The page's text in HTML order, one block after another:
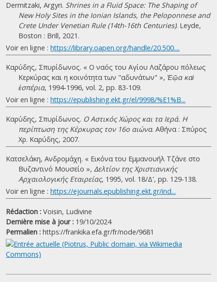
Dermitzaki, Argyri. Shrines in a Fluid Space: The Shaping of
New Holy Sites in the Ionian Islands, the Peloponnese and
Crete Under Venetian Rule (14th-16th Centuries). Leyde,
Boston : Brill, 2021.
Voir en ligne : https://library.oapen.org/handle/20.500....
Καρύδης, Σπυρίδωνος. « Ο ναός του Αγίου Λαζάρου πόλεως
Κερκύρας και η κοινότητα των "αδυνάτων" », Ἑῷα καὶ
ἑσπέρια, 1994-1996, vol. 2, pp. 83-109.
Voir en ligne : https://epublishing.ekt.gr/el/9998/%E1%B...
Καρύδης, Σπυρίδωνος. Ο Αστικός Χώρος και τα Ιερά. Η
περίπτωση της Κέρκυρας τον 16ο αιώνα. Αθήνα : Σπύρος
Χρ. Καρύδης, 2007.
Κατσελάκη, Ανδρομάχη. « Εικόνα του Εμμανουήλ Τζάνε στο
Βυζαντινό Μουσείο », Δελτίον της Χριστιανικής
Αρχαιολογικής Εταιρείας, 1995, vol. 18/Δ', pp. 129-138.
Voir en ligne : https://ejournals.epublishing.ekt.gr/ind...
Rédaction : Voisin, Ludivine
Dernière mise à jour : 19/10/2024
Permalien : https://frankika.efa.gr/fr/node/9681
Église Saint-Nicolas des Gérontes /